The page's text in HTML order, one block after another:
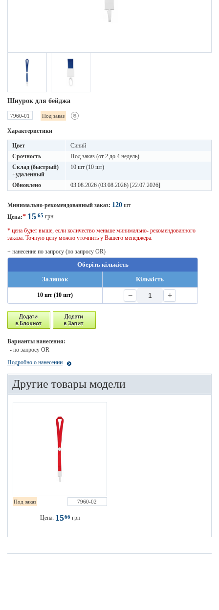
Шнурок для бейджа
7960-01 Под заказ
Характеристики
Цвет
Синий
Срочность
Под заказ (от 2 до 4 недель)
Склад (быстрый)
+удаленный
10 шт (10 шт)
Обновлено 03.08.2026 (03.08.2026) [22.07.2026]
Минимально-рекомендованный заказ: 120 шт
Цена:* 15 65 грн
* цена будет выше, если количество меньше минимально- рекомендованного
заказа. Точную цену можно уточнить у Вашего менеджера.
+ нанесение по запросу (по запросу OR)
Оберіть кількість
Залишок
Кількість
10 шт (10 шт) − +
Варианты нанесения:
- по запросу OR
Подробно о нанесении
Другие товары модели
Под заказ 7960-02
Цена: 1566грн